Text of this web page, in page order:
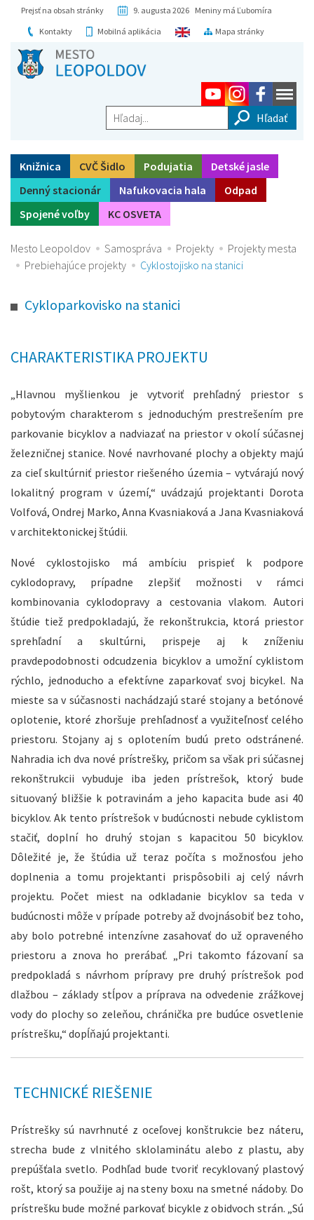
Prejsť na obsah stránky
9. augusta 2026 Meniny má Ľubomíra
Kontakty
Mobilná aplikácia Mapa stránky
Hľadaj...
Knižnica CVČ Šidlo Podujatia
Detské jasle
Denný stacionár
Nafukovacia hala
Odpad
Spojené voľby
KC OSVETA
Mesto Leopoldov Samospráva Projekty
Projekty mesta
Prebiehajúce projekty
Cyklostojisko na stanici
Cykloparkovisko na stanici
CHARAKTERISTIKA PROJEKTU
„Hlavnou myšlienkou je vytvoriť prehľadný priestor s
pobytovým charakterom s jednoduchým prestrešením pre
parkovanie bicyklov a nadviazať na priestor v okolí súčasnej
železničnej stanice. Nové navrhované plochy a objekty majú
za cieľ skultúrniť priestor riešeného územia – vytvárajú nový
lokalitný program v území,“ uvádzajú projektanti Dorota
Volfová, Ondrej Marko, Anna Kvasniaková a Jana Kvasniaková
v architektonickej štúdii.
Nové cyklostojisko má ambíciu prispieť k podpore
cyklodopravy, prípadne zlepšiť možnosti v rámci
kombinovania cyklodopravy a cestovania vlakom. Autori
štúdie tiež predpokladajú, že rekonštrukcia, ktorá priestor
sprehľadní a skultúrni, prispeje aj k zníženiu
pravdepodobnosti odcudzenia bicyklov a umožní cyklistom
rýchlo, jednoducho a efektívne zaparkovať svoj bicykel. Na
mieste sa v súčasnosti nachádzajú staré stojany a betónové
oplotenie, ktoré zhoršuje prehľadnosť a využiteľnosť celého
priestoru. Stojany aj s oplotením budú preto odstránené.
Nahradia ich dva nové prístrešky, pričom sa však pri súčasnej
rekonštrukcii vybuduje iba jeden prístrešok, ktorý bude
situovaný bližšie k potravinám a jeho kapacita bude asi 40
bicyklov. Ak tento prístrešok v budúcnosti nebude cyklistom
stačiť, doplní ho druhý stojan s kapacitou 50 bicyklov.
Dôležité je, že štúdia už teraz počíta s možnosťou jeho
doplnenia a tomu projektanti prispôsobili aj celý návrh
projektu. Počet miest na odkladanie bicyklov sa teda v
budúcnosti môže v prípade potreby až dvojnásobiť bez toho,
aby bolo potrebné intenzívne zasahovať do už opraveného
priestoru a znova ho prerábať. „Pri takomto fázovaní sa
predpokladá s návrhom prípravy pre druhý prístrešok pod
dlažbou – základy stĺpov a príprava na odvedenie zrážkovej
vody do plochy so zeleňou, chránička pre budúce osvetlenie
prístrešku,“ dopĺňajú projektanti.
TECHNICKÉ RIEŠENIE
Prístrešky sú navrhnuté z oceľovej konštrukcie bez náteru,
strecha bude z vlnitého sklolaminátu alebo z plastu, aby
prepúšťala svetlo. Podhľad bude tvoriť recyklovaný plastový
rošt, ktorý sa použije aj na steny boxu na smetné nádoby. Do
prístrešku bude možné parkovať bicykle z obidvoch strán. „Sú